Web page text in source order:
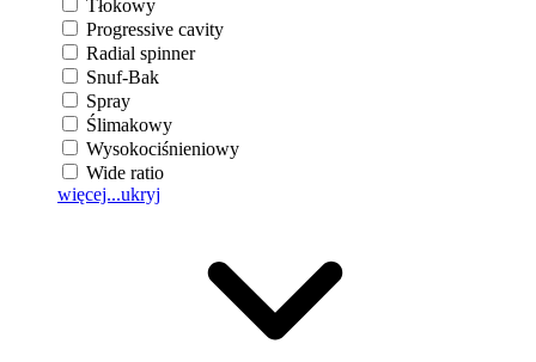
Tłokowy
Progressive cavity
Radial spinner
Snuf-Bak
Spray
Ślimakowy
Wysokociśnieniowy
Wide ratio
więcej...ukryj